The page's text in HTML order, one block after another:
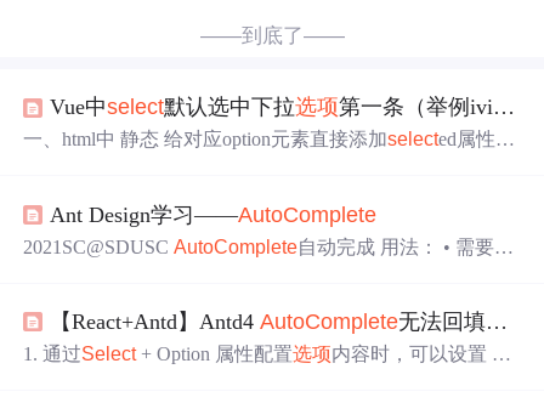
——到底了——
Vue中select默认选中下拉选项第一条（举例iview
一、html中 静态 给对应option元素直接添加selected属性<s
ct
> 动态 option加载完成后给对应元素添加
elec
Ant Design学习——AutoComplete
2021SC@SDUSCAutoComplete自动完成 用法： • 需要一
入框，用户可以自由输入，关键词是辅助输入。Select 是
在限定的可选项中进行选择，关键词是选择。 部分源码 ex
【React+Antd】Antd4AutoComplete无法回填属性问题
1. 通过Select+ Option 属性配置选项内容时，可以设置 opt